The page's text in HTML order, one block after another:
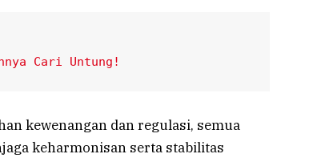
Cari Untung!
kewenangan dan regulasi, semua
keharmonisan serta stabilitas